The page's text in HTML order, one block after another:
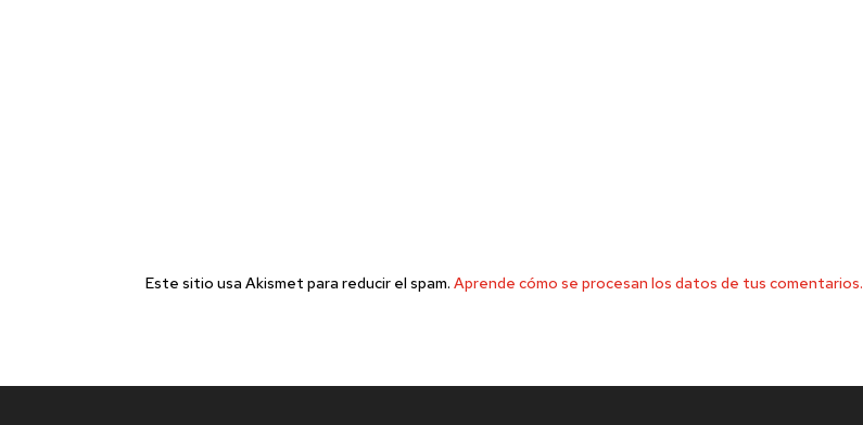
Este sitio usa Akismet para reducir el spam.Aprende cómo se procesan los datos de tus comentarios.